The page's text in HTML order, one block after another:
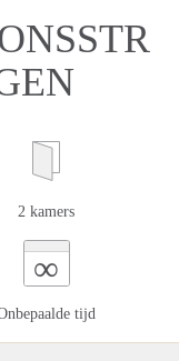
2 kamers
∞
tijd